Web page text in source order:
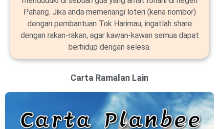
Pahang. Jika anda memenangi loteri (kena nombor)
dengan pembantuan Tok Harimau, ingatlah share
dengan rakan-rakan, agar kawan-kawan semua dapat
berhidup dengan selesa.
Carta Ramalan Lain